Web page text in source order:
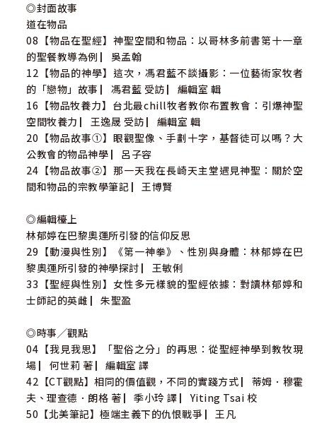
◎封面故事
道在物品
08【物品在聖經】神聖空間和物品：以哥林多前書第十一章
的聖餐教導為例 ▏吳孟翰
12【物品的神學】這次，馮君藍不談攝影：一位藝術家牧者
的「戀物」故事 ▏馮君藍 受訪 ▏編輯室 輯
16【物品牧養力】台北最chill牧者教你布置教會：引爆神聖
空間牧養力 ▏王逸晟 受訪 ▏編輯室 輯
20【物品故事①】眼觀聖像、手劃十字，基督徒可以嗎？大
公教會的物品神學 ▏呂子容
24【物品故事②】那一天我在長崎天主堂遇見神聖：關於空
間和物品的宗教學筆記 ▏王博賢
◎編輯檯上
林郁婷在巴黎奧運所引發的信仰反思
29【動漫與性別】《第一神拳》、性別與身體：林郁婷在巴
黎奧運所引發的神學探討 ▏王敏俐
33【聖經與性別】女性多元樣貌的聖經依據：對讀林郁婷和
士師記的英雌 ▏朱聖盈
◎時事╱觀點
04【我見我思】「聖俗之分」的再思：從聖經神學到教牧現
場 ▏何世莉 著 ▏編輯室 譯
42【CT觀點】相同的價值觀，不同的實踐方式 ▏蒂姆．穆霍
夫、理查德．朗格 著 ▏季小玲 譯 ▏Yiting Tsai 校
50【北美筆記】極端主義下的仇恨戰爭 ▏王凡